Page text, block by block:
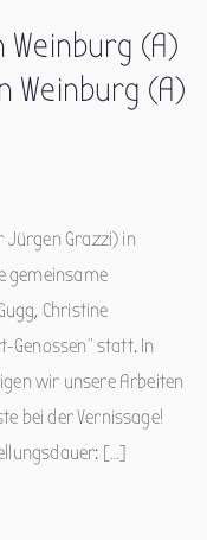
Weinburg (A)
Weinburg (A)
Jürgen Grazzi) in
gemeinsame
Christine
Genossen” statt. In
wir unsere Arbeiten
bei der Vernissage!
[…]